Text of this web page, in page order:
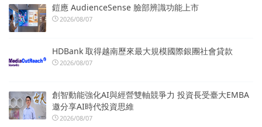
鎧應 AudienceSense 臉部辨識功能上市
2026/08/07
HDBank 取得越南歷來最大規模國際銀團社會貸款
2026/08/07
創智動能強化AI與經營雙軸競爭力 投資長受臺大EMBA
邀分享AI時代投資思維
2026/08/07